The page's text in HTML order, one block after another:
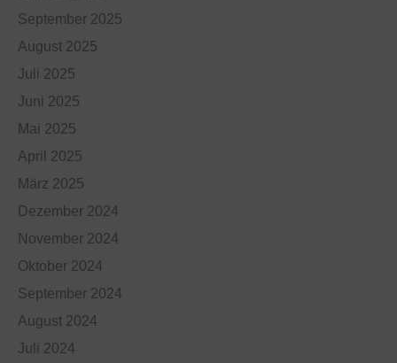
September 2025
August 2025
Juli 2025
Juni 2025
Mai 2025
April 2025
März 2025
Dezember 2024
November 2024
Oktober 2024
September 2024
August 2024
Juli 2024